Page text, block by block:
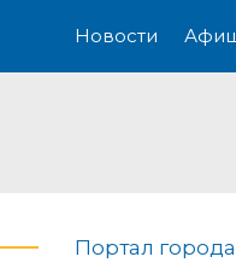
Новости
Портал города